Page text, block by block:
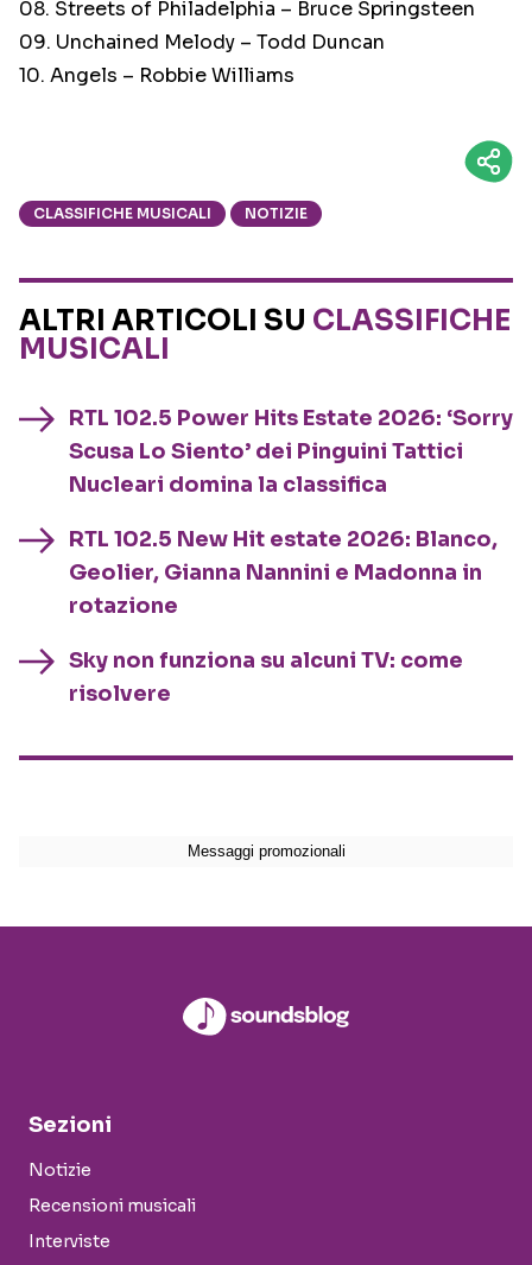
08. Streets of Philadelphia – Bruce Springsteen
09. Unchained Melody – Todd Duncan
10. Angels – Robbie Williams
CLASSIFICHE MUSICALI NOTIZIE
ALTRI ARTICOLI SU CLASSIFICHE
MUSICALI
RTL 102.5 Power Hits Estate 2026: ‘Sorry
Scusa Lo Siento’ dei Pinguini Tattici
Nucleari domina la classifica
RTL 102.5 New Hit estate 2026: Blanco,
Geolier, Gianna Nannini e Madonna in
rotazione
Sky non funziona su alcuni TV: come
risolvere
Sezioni
Notizie
Recensioni musicali
Interviste